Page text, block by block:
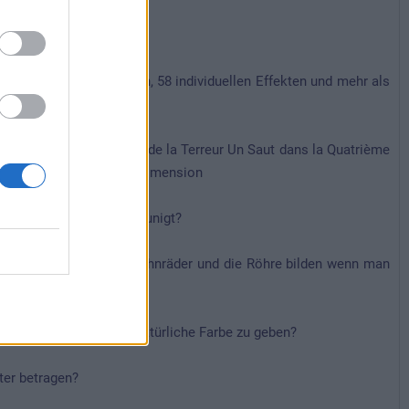
animierten Requisiten, 58 individuellen Effekten und mehr als
Terror lautet: La Tour de la Terreur Un Saut dans la Quatrième
sprung in die vierte Dimension
2 Sekunden beschleunigt?
befindet (Die Zahnräder und die Röhre bilden wenn man
um dem Berg seine Natürliche Farbe zu geben?
betragen?